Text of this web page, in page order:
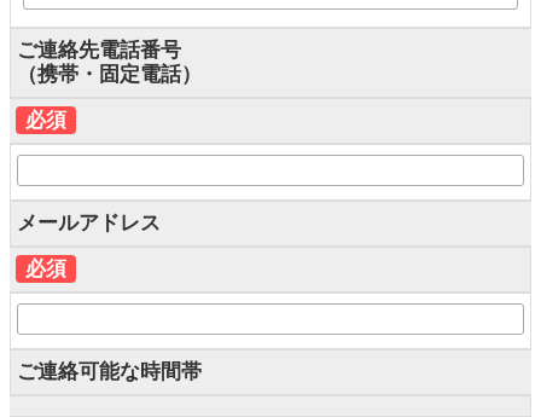
ご連絡先電話番号
（携帯・固定電話）
必須
メールアドレス
必須
ご連絡可能な時間帯